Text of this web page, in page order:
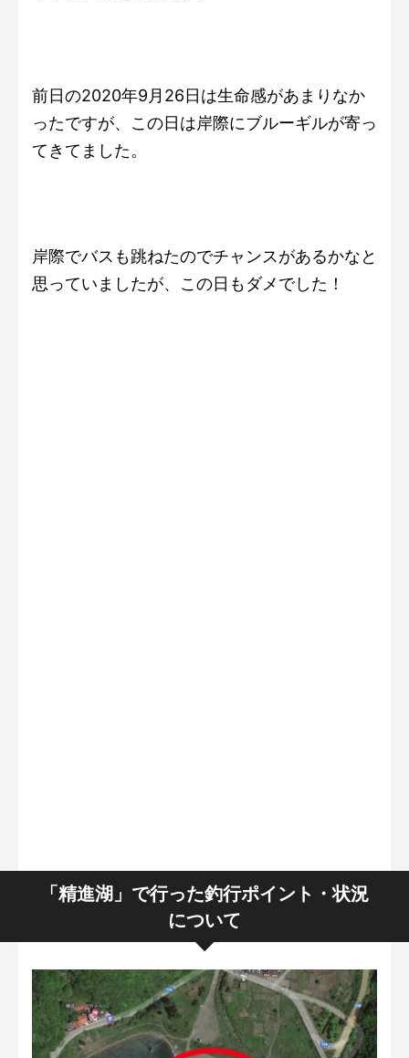
前日の2020年9月26日は生命感があまりなか
ったですが、この日は岸際にブルーギルが寄っ
てきてました。
岸際でバスも跳ねたのでチャンスがあるかなと
思っていましたが、この日もダメでした！
「精進湖」で行った釣行ポイント・状況
について